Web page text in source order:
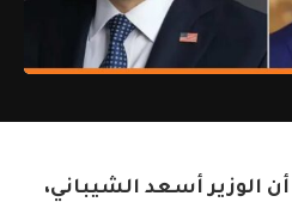
الوزير أسعد الشيباني،